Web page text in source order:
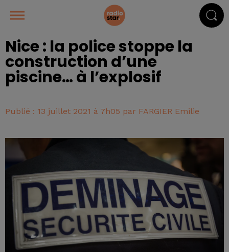
Nice : la police stoppe la
construction d’une
piscine… à l’explosif
Publié : 13 juillet 2021 à 7h05 par FARGIER Emilie